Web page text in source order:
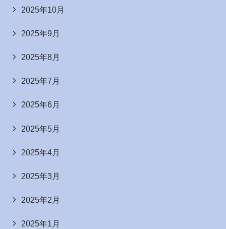
2025年10月
2025年9月
2025年8月
2025年7月
2025年6月
2025年5月
2025年4月
2025年3月
2025年2月
2025年1月